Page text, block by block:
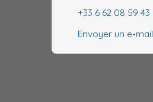
+33 6 62 08 59 43
Envoyer un e-mail